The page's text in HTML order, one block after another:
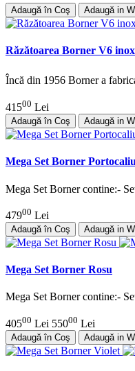
Adaugă în Coş Adaugă in
Răzătoarea Borner V6 inox
Încă din 1956 Borner a
41500 Lei
Adaugă în Coş Adaugă in
Mega Set Borner Portocaliu
Mega Set Borner contine:-
47900 Lei
Adaugă în Coş Adaugă in
Mega Set Borner Rosu
Mega Set Borner contine:-
40500 Lei 55000 Lei
Adaugă în Coş Adaugă in